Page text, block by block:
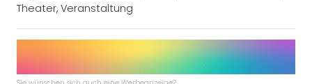
Theater, Veranstaltung